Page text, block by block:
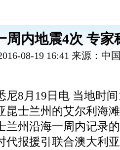
周内地震4次 专家
08-19 16:41 来源：中
8月19日电 当地时间
昆士兰州的艾尔利海
兰州沿海一周内记录
报援引联合澳大利亚